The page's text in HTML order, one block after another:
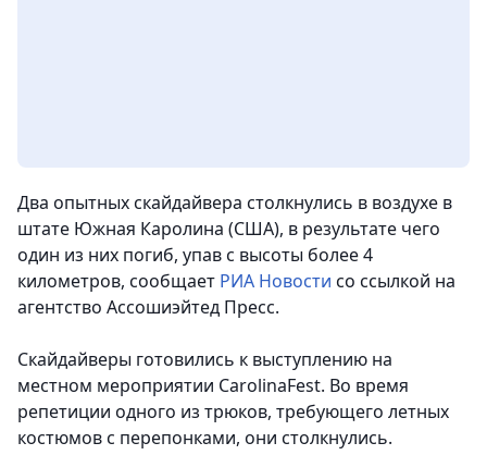
Два опытных скайдайвера столкнулись в воздухе в
штате Южная Каролина (США), в результате чего
один из них погиб, упав с высоты более 4
километров, сообщает РИА Новости со ссылкой на
агентство Ассошиэйтед Пресс.
Скайдайверы готовились к выступлению на
местном мероприятии CarolinaFest. Во время
репетиции одного из трюков, требующего летных
костюмов с перепонками, они столкнулись.